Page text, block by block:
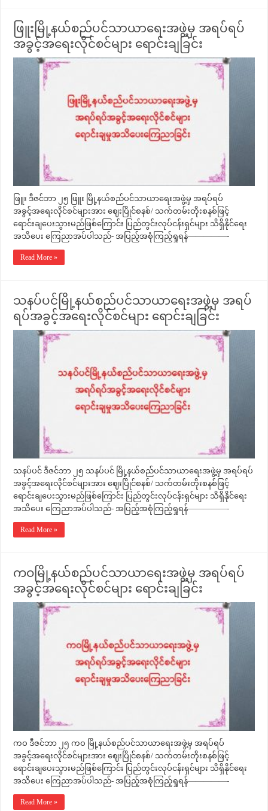
ဖြူးမြို့နယ်စည်ပင်သာယာရေးအဖွဲ့မှ အရပ်ရပ်
အခွင့်အရေးလိုင်စင်များ ရောင်းချခြင်း
ဖြူး ဒီဇင်ဘာ ၂၅ ဖြူး မြို့နယ်စည်ပင်သာယာရေးအဖွဲ့မှ အရပ်ရပ်
အခွင့်အရေးလိုင်စင်များအား ဈေးပြိုင်စနစ်/ သက်တမ်းတိုးစနစ်ဖြင့်
ရောင်းချပေးသွားမည်ဖြစ်ကြောင်း ပြည်တွင်းလုပ်ငန်းရှင်များ သိရှိနိုင်ရေး
အသိပေး ကြေညာအပ်ပါသည်- အပြည့်အစုံကြည့်ရှုရန်—————-
Read More »
သနပ်ပင်မြို့နယ်စည်ပင်သာယာရေးအဖွဲ့မှ အရပ်
ရပ်အခွင့်အရေးလိုင်စင်များ ရောင်းချခြင်း
သနပ်ပင် ဒီဇင်ဘာ ၂၅ သနပ်ပင် မြို့နယ်စည်ပင်သာယာရေးအဖွဲ့မှ အရပ်ရပ်
အခွင့်အရေးလိုင်စင်များအား ဈေးပြိုင်စနစ်/ သက်တမ်းတိုးစနစ်ဖြင့်
ရောင်းချပေးသွားမည်ဖြစ်ကြောင်း ပြည်တွင်းလုပ်ငန်းရှင်များ သိရှိနိုင်ရေး
အသိပေး ကြေညာအပ်ပါသည်- အပြည့်အစုံကြည့်ရှုရန်—————-
Read More »
ကဝမြို့နယ်စည်ပင်သာယာရေးအဖွဲ့မှ အရပ်ရပ်
အခွင့်အရေးလိုင်စင်များ ရောင်းချခြင်း
ကဝ ဒီဇင်ဘာ ၂၅ ကဝ မြို့နယ်စည်ပင်သာယာရေးအဖွဲ့မှ အရပ်ရပ်
အခွင့်အရေးလိုင်စင်များအား ဈေးပြိုင်စနစ်/ သက်တမ်းတိုးစနစ်ဖြင့်
ရောင်းချပေးသွားမည်ဖြစ်ကြောင်း ပြည်တွင်းလုပ်ငန်းရှင်များ သိရှိနိုင်ရေး
အသိပေး ကြေညာအပ်ပါသည်- အပြည့်အစုံကြည့်ရှုရန်—————-
Read More »